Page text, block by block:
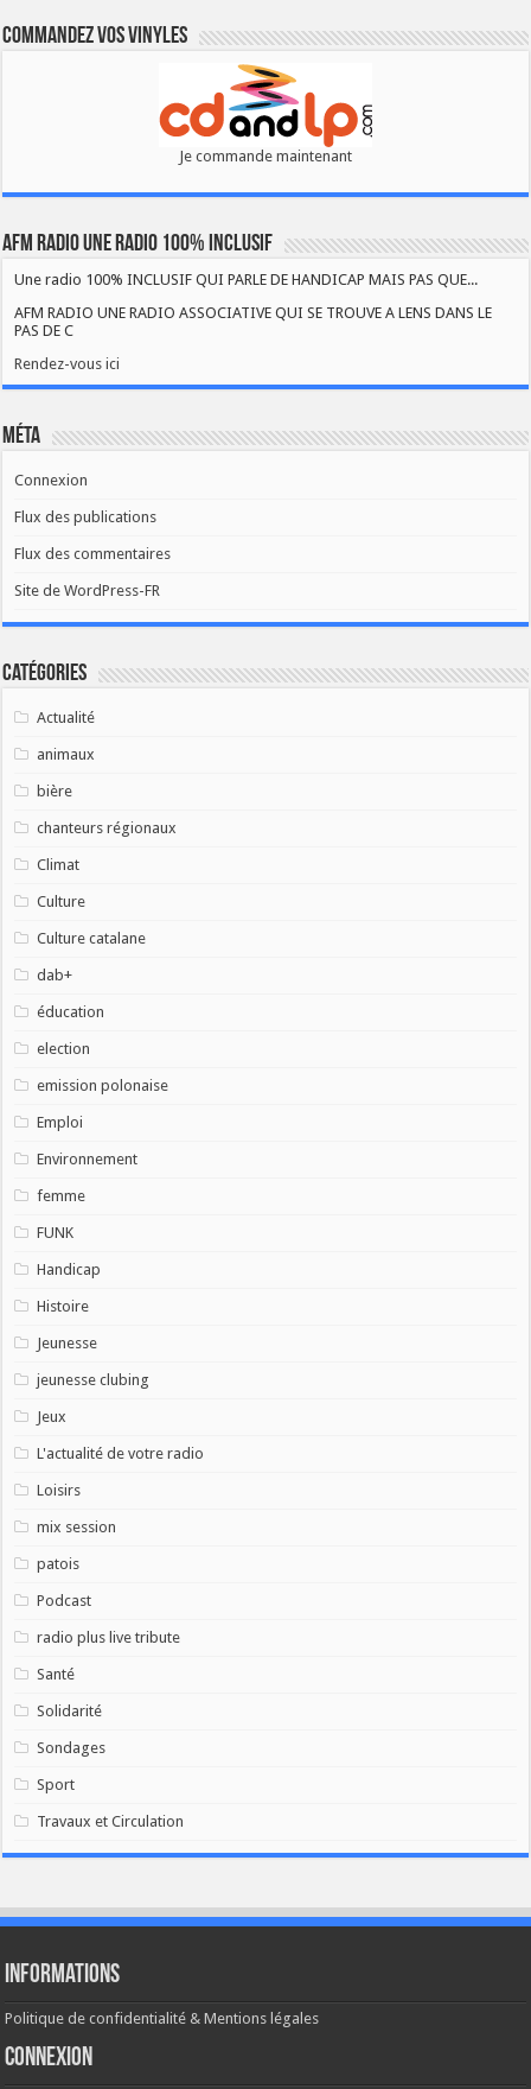
Commandez vos vinyles
Je commande maintenant
AFM RADIO UNE RADIO 100% INCLUSIF
Une radio 100% INCLUSIF QUI PARLE DE HANDICAP MAIS PAS QUE...
AFM RADIO UNE RADIO ASSOCIATIVE QUI SE TROUVE A LENS DANS LE
PAS DE C
Rendez-vous ici
Méta
Connexion
Flux des publications
Flux des commentaires
Site de WordPress-FR
Catégories
Actualité
animaux
bière
chanteurs régionaux
Climat
Culture
Culture catalane
dab+
éducation
election
emission polonaise
Emploi
Environnement
femme
FUNK
Handicap
Histoire
Jeunesse
jeunesse clubing
Jeux
L'actualité de votre radio
Loisirs
mix session
patois
Podcast
radio plus live tribute
Santé
Solidarité
Sondages
Sport
Travaux et Circulation
Informations
Politique de confidentialité & Mentions légales
Connexion